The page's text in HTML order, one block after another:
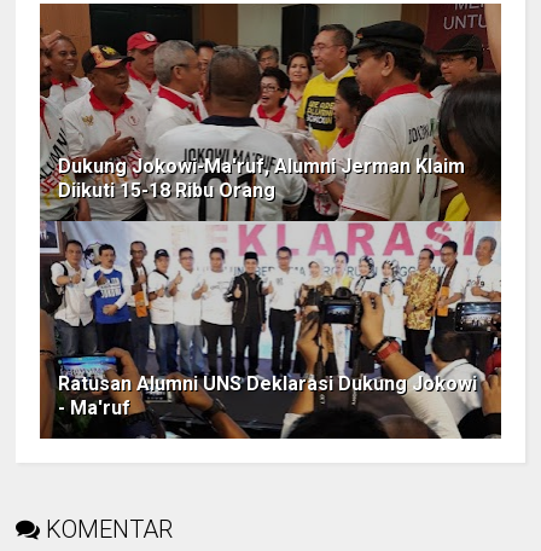
Dukung Jokowi-Ma'ruf, Alumni Jerman Klaim
Diikuti 15-18 Ribu Orang
Ratusan Alumni UNS Deklarasi Dukung Jokowi
- Ma'ruf
KOMENTAR